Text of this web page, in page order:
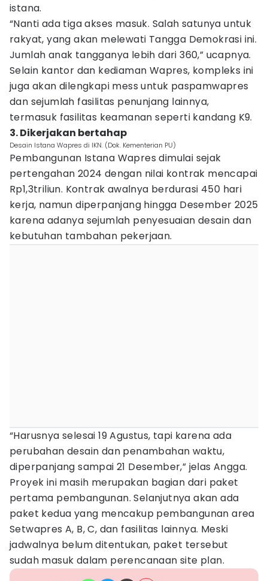
istana.
“Nanti ada tiga akses masuk. Salah satunya untuk
rakyat, yang akan melewati Tangga Demokrasi ini.
Jumlah anak tangganya lebih dari 360,” ucapnya.
Selain kantor dan kediaman Wapres, kompleks ini
juga akan dilengkapi mess untuk paspamwapres
dan sejumlah fasilitas penunjang lainnya,
termasuk fasilitas keamanan seperti kandang K9.
3. Dikerjakan bertahap
Desain Istana Wapres di IKN. (Dok. Kementerian PU)
Pembangunan Istana Wapres dimulai sejak
pertengahan 2024 dengan nilai kontrak mencapai
Rp1,3triliun. Kontrak awalnya berdurasi 450 hari
kerja, namun diperpanjang hingga Desember 2025
karena adanya sejumlah penyesuaian desain dan
kebutuhan tambahan pekerjaan.
“Harusnya selesai 19 Agustus, tapi karena ada
perubahan desain dan penambahan waktu,
diperpanjang sampai 21 Desember,” jelas Angga.
Proyek ini masih merupakan bagian dari paket
pertama pembangunan. Selanjutnya akan ada
paket kedua yang mencakup pembangunan area
Setwapres A, B, C, dan fasilitas lainnya. Meski
jadwalnya belum ditentukan, paket tersebut
sudah masuk dalam perencanaan site plan.